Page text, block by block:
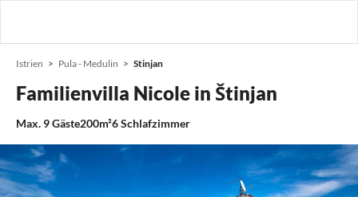
Istrien Pula - Medulin Stinjan
Familienvilla Nicole in Štinjan
Max. 9Gäste200m²6Schlafzimmer